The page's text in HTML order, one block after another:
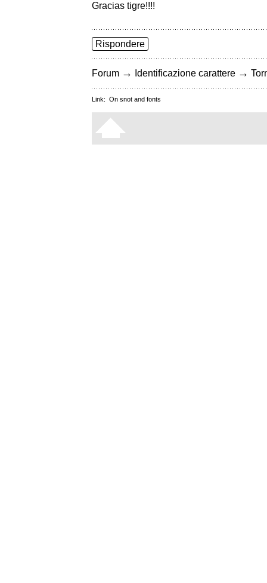
Gracias tigre!!!!
Rispondere
Forum → Identificazione carattere →
Link: On snot and fonts